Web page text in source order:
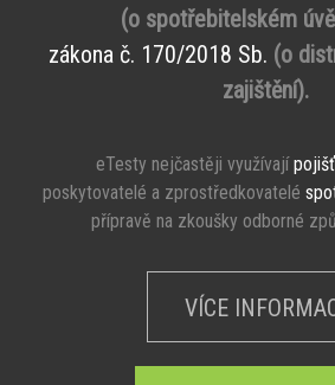
(o spotřebitelském
zákona č. 170/2018 Sb. (o
zajištění).
eTesty nejčastěji využívají
poskytovatelé a zprostředkovatelé
přípravě na zkoušky odborné
VÍCE